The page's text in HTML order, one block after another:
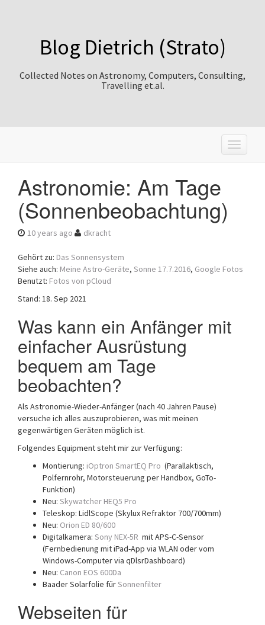
Blog Dietrich (Strato)
Collected Notes on Astronomy, Computers, Consulting,
Travelling et.al.
T
o
Astronomie: Am Tage
(Sonnenbeobachtung)
10 years ago dkracht
Gehört zu: Das Sonnensystem
Siehe auch: Meine Astro-Geräte, Sonne 17.7.2016, Google Fotos
Benutzt: Fotos von pCloud
Stand: 18. Sep 2021
Was kann ein Anfänger mit
einfacher Ausrüstung
bequem am Tage
beobachten?
Als Astronomie-Wieder-Anfänger (nach 40 Jahren Pause)
versuche ich alles auszuprobieren, was mit meinen
gegenwärtigen Geräten möglich ist.
Folgendes Equipment steht mir zur Verfügung:
Montierung: iOptron SmartEQ Pro (Parallaktisch,
Polfernrohr, Motorsteuerung per Handbox, GoTo-
Funktion)
Neu: Skywatcher HEQ5 Pro
Teleskop: LidlScope (Skylux Refraktor 700/700mm)
Neu: Orion ED 80/600
Digitalkamera: Sony NEX-5R mit APS-C-Sensor
(Fernbedienung mit iPad-App via WLAN oder vom
Windows-Computer via qDlsrDashboard)
Neu: Canon EOS 600Da
Baader Solarfolie fürSonnenfilter
Webseiten für